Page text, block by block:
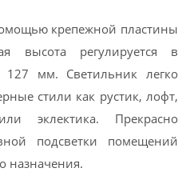
крепежной пластины
высота регулируется в
мм. Светильник легко
стили как рустик, лофт,
эклектика. Прекрасно
подсветки помещений
назначения.